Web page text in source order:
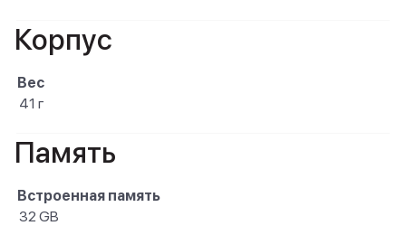
Корпус
Вес
41 г
Память
Встроенная память
32 GB